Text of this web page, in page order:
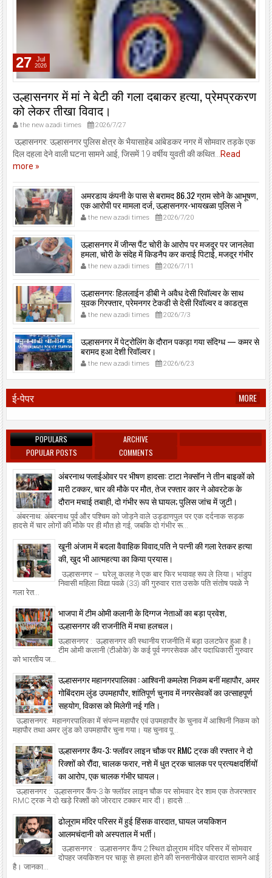
27 Jul
2026
उल्हासनगर में मां ने बेटी की गला दबाकर हत्या, प्रेमप्रकरण
को लेकर तीखा विवाद।
the new azadi times 2026/7/27
उल्हासनगर: उल्हासनगर पुलिस क्षेत्र के भैयासाहेब आंबेडकर नगर में सोमवार तड़के एक
दिल दहला देने वाली घटना सामने आई, जिसमें 19 वर्षीय युवती की कथित...
Read
more »
अमरडाय कंपनी के पास से बरामद 86.32 ग्राम सोने के आभूषण,
एक आरोपी पर मामला दर्ज, उल्हासनगर-भायखळा पुलिस ने
घरफोड़ियों के संबंध में एक आरोपी से महत्वपूर्ण पूछताछ के बाद
आरोपी के साथी के ठिकाने से 10,90,261 रुपये मूल्य के सोने के
आभूषण बरामद किए।
the new azadi times 2026/7/20
उल्हासनगर में जीन्स पैंट चोरी के आरोप पर मजदूर पर जानलेवा
हमला, चोरी के संदेह में किडनैप कर कराई पिटाई, मजदूर गंभीर
रूप से जख्मी।
the new azadi times 2026/7/11
उल्हासनगर: हिललाईन डीबी ने अवैध देसी रिवॉल्वर के साथ
युवक गिरफ्तार, प्रेमनगर टेकडी से देसी रिवॉल्वर व काडतूस
जप्त, इलीगल हथियार साथ पकड़ा गया युवक एक दिन की
पोलीस कोठडी में।
the new azadi times 2026/7/3
उल्हासनगर में पेट्रोलिंग के दौरान पकड़ा गया संदिग्ध — कमर से
बरामद हुआ देशी रिवॉल्वर।
the new azadi times 2026/6/23
ई-पेपर MORE
POPULARS
ARCHIVE
POPULAR POSTS
COMMENTS
अंबरनाथ फ्लाईओवर पर भीषण हादसा: टाटा नेक्सॉन ने तीन बाइकों को
मारी टक्कर, चार की मौके पर मौत, तेज रफ्तार कार ने ओवरटेक के
दौरान मचाई तबाही, दो गंभीर रूप से घायल; पुलिस जांच में जुटी।
अंबरनाथ: अंबरनाथ पूर्व और पश्चिम को जोड़ने वाले उड्डाणपुल पर एक दर्दनाक सड़क
हादसे में चार लोगों की मौके पर ही मौत हो गई, जबकि दो गंभीर रू...
खूनी अंजाम में बदला वैवाहिक विवाद,पति ने पत्नी की गला रेतकर हत्या
की, खुद भी आत्महत्या का किया प्रयास।
उल्हासनगर – घरेलू कलह ने एक बार फिर भयावह रूप ले लिया। भांडुप
निवासी महिला विद्या पवळे (33) की गुरुवार रात उसके पति संतोष पवळे ने
गला रेत...
भाजपा में टीम ओमी कलानी के दिग्गज नेताओं का बड़ा प्रवेश,
उल्हासनगर की राजनीति में मचा हलचल।
उल्हासनगर : उल्हासनगर की स्थानीय राजनीति में बड़ा उलटफेर हुआ है।
टीम ओमी कलानी (टीओके) के कई पूर्व नगरसेवक और पदाधिकारी गुरुवार
को भारतीय ज...
उल्हासनगर महानगरपालिका : आश्विनी कमलेश निकम बनीं महापौर, अमर
गोबिंदराम लुंड उपमहापौर, शांतिपूर्ण चुनाव में नगरसेवकों का उत्साहपूर्ण
सहयोग, विकास को मिलेगी नई गति।
उल्हासनगर: महानगरपालिका में संपन्न महापौर एवं उपमहापौर के चुनाव में आश्विनी निकम को
महापौर तथा अमर लुंड को उपमहापौर चुना गया। यह चुनाव पू...
उल्हासनगर कैंप-3: फ्लॉवर लाइन चौक पर RMC ट्रक की रफ्तार ने दो
रिक्शों को रौंदा, चालक फरार, नशे में धुत ट्रक चालक पर प्रत्यक्षदर्शियों
का आरोप, एक चालक गंभीर घायल।
उल्हासनगर : उल्हासनगर कैंप-3 के फ्लॉवर लाइन चौक पर सोमवार देर शाम एक तेजरफ्तार
RMC ट्रक ने दो खड़े रिक्शों को जोरदार टक्कर मार दी। हादसे ...
ढोलूराम मंदिर परिसर में हुई हिंसक वारदात, घायल जयकिशन
आलमचंदानी को अस्पताल में भर्ती।
उल्हासनगर : उल्हासनगर कैंप 2 स्थित ढोलूराम मंदिर परिसर में सोमवार
दोपहर जयकिशन पर चाकू से हमला होने की सनसनीखेज वारदात सामने आई
है। जानका...